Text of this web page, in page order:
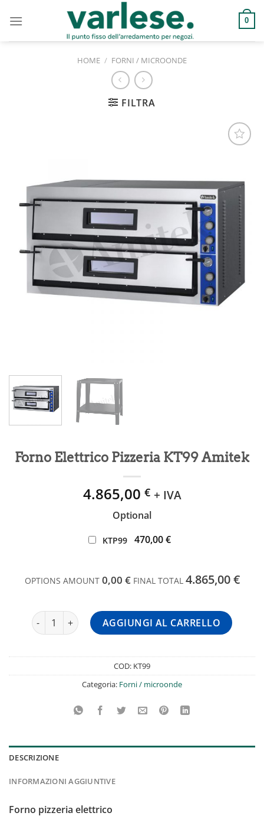
0
HOME / FORNI / MICROONDE
FILTRA
alla lista
desideri
Forno Elettrico Pizzeria KT99 Amitek
4.865,00 € + IVA
Optional
KTP99 470,00 €
OPTIONS AMOUNT 0,00 € FINAL TOTAL 4.865,00 €
Forno Elettrico Pizzeria KT99 Amitek quantità
AGGIUNGI AL CARRELLO
COD: KT99
Categoria: Forni / microonde
DESCRIZIONE
INFORMAZIONI AGGIUNTIVE
Forno pizzeria elettrico